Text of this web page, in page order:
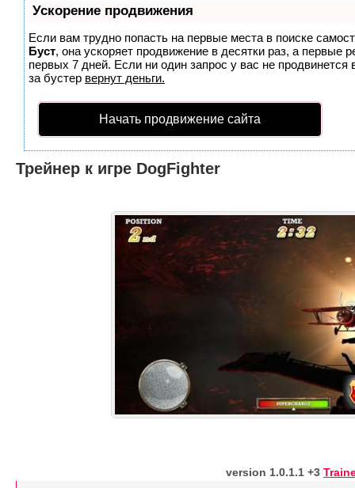
Ускорение продвижения
Если вам трудно попасть на первые места в поиске
Буст, она ускоряет продвижение в десятки раз, а первые
первых 7 дней. Если ни один запрос у вас не продвинется
за бустер вернут деньги.
Начать продвижение сайта
Трейнер к игре DogFighter
version 1.0.1.1 +3